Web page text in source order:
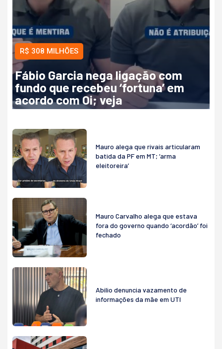
R$ 308 MILHÕES
Fábio Garcia nega ligação com
fundo que recebeu ‘fortuna’ em
acordo com Oi; veja
Mauro alega que rivais articularam
batida da PF em MT; ‘arma
eleitoreira’
Mauro Carvalho alega que estava
fora do governo quando ‘acordão’ foi
fechado
Abilio denuncia vazamento de
informações da mãe em UTI